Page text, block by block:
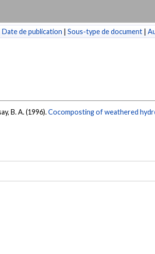
Date de publication | Sous-type de document |
B. A. (1996).Cocomposting of weathered